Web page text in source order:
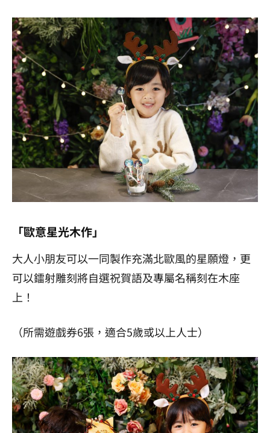
「歐意星光木作」
大人小朋友可以一同製作充滿北歐風的星願燈，更
可以鐳射雕刻將自選祝賀語及專屬名稱刻在木座
上！
（所需遊戲券6張，適合5歲或以上人士）